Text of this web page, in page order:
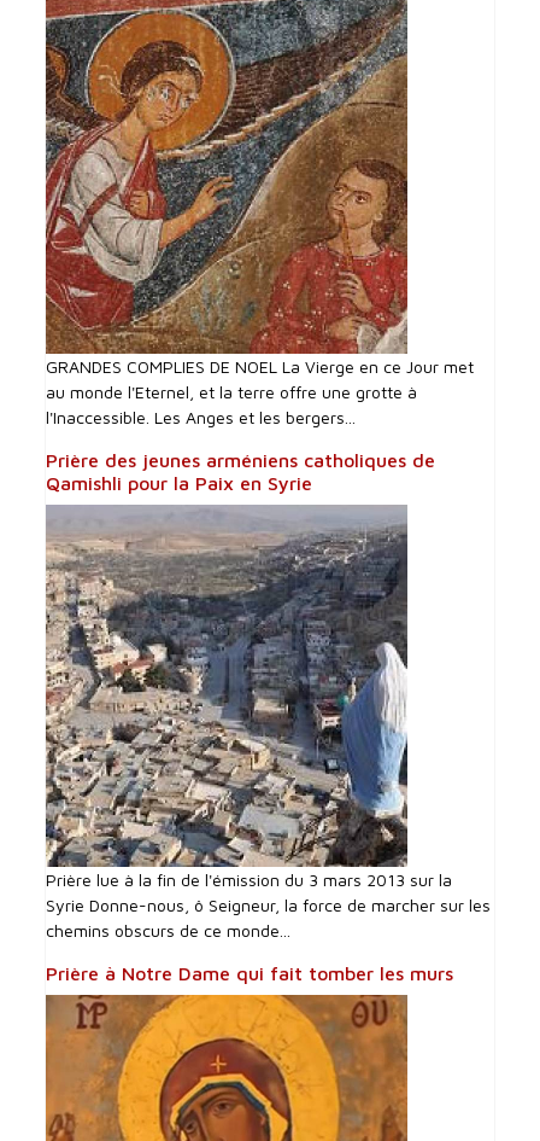
GRANDES COMPLIES DE NOEL La Vierge en ce Jour met
au monde l'Eternel, et la terre offre une grotte à
l'Inaccessible. Les Anges et les bergers...
Prière des jeunes arméniens catholiques de
Qamishli pour la Paix en Syrie
Prière lue à la fin de l'émission du 3 mars 2013 sur la
Syrie Donne-nous, ô Seigneur, la force de marcher sur les
chemins obscurs de ce monde...
Prière à Notre Dame qui fait tomber les murs